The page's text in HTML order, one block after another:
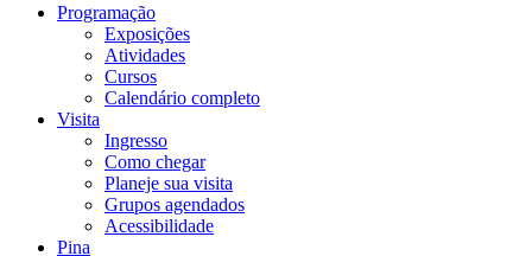
Programação
Exposições
Atividades
Cursos
Calendário completo
Visita
Ingresso
Como chegar
Planeje sua visita
Grupos agendados
Acessibilidade
Pina